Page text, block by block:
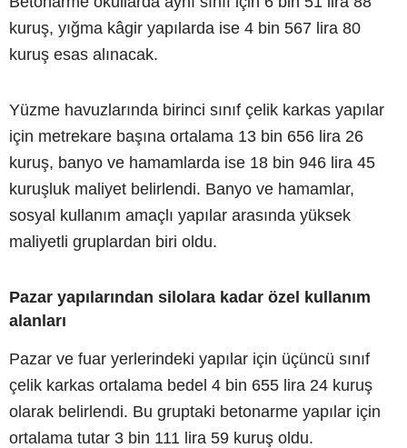
kuruş, yığma kâgir yapılarda ise 4 bin 567 lira 80
kuruş esas alınacak.
Yüzme havuzlarında birinci sınıf çelik karkas yapılar
için metrekare başına ortalama 13 bin 656 lira 26
kuruş, banyo ve hamamlarda ise 18 bin 946 lira 45
kuruşluk maliyet belirlendi. Banyo ve hamamlar,
sosyal kullanım amaçlı yapılar arasında yüksek
maliyetli gruplardan biri oldu.
Pazar yapılarından silolara kadar özel kullanım
alanları
Pazar ve fuar yerlerindeki yapılar için üçüncü sınıf
çelik karkas ortalama bedel 4 bin 655 lira 24 kuruş
olarak belirlendi. Bu gruptaki betonarme yapılar için
ortalama tutar 3 bin 111 lira 59 kuruş oldu.